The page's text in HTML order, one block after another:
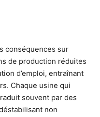
conséquences sur
de production réduites
d’emploi, entraînant
Chaque usine qui
souvent par des
non